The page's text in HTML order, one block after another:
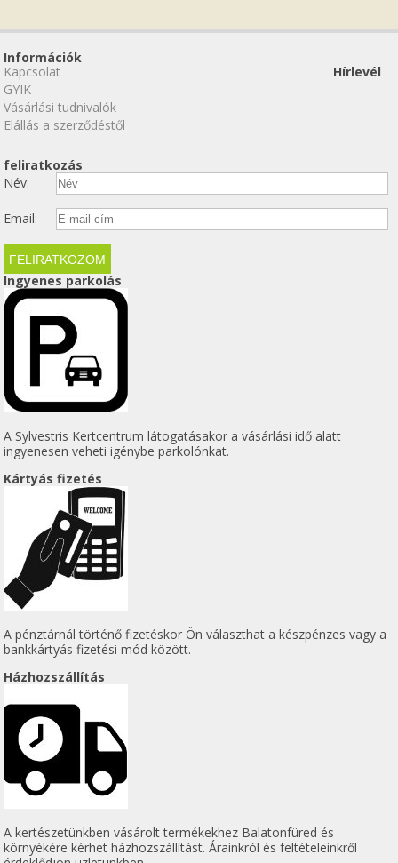
Információk
Kapcsolat
GYIK
Vásárlási tudnivalók
Elállás a szerződéstől
Hírlevél
feliratkozás
Név:
Email:
Ingyenes parkolás
A Sylvestris Kertcentrum látogatásakor a vásárlási idő alatt
ingyenesen veheti igénybe parkolónkat.
Kártyás fizetés
A pénztárnál történő fizetéskor Ön választhat a készpénzes vagy a
bankkártyás fizetési mód között.
Házhozszállítás
A kertészetünkben vásárolt termékekhez Balatonfüred és
környékére kérhet házhozszállítást. Árainkról és feltételeinkről